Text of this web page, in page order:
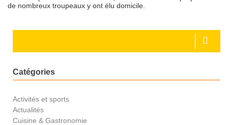
de nombreux troupeaux y ont élu domicile.
Catégories
Activités et sports
Actualités
Cuisine & Gastronomie